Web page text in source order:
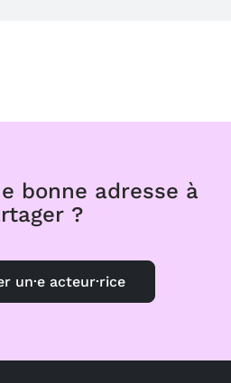
bonne adresse à
?
un·e acteur·rice